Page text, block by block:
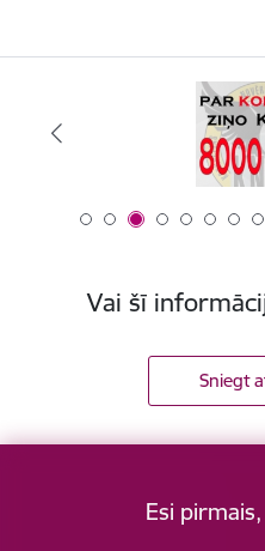
Vai šī
Sniegt
Esi